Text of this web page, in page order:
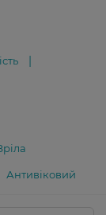
Антивіковий